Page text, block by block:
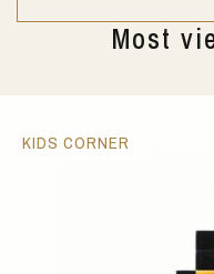
Most
KIDS CORNER